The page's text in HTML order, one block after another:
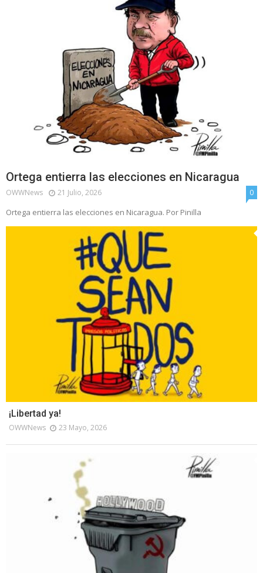
Ortega entierra las elecciones en Nicaragua
OWWNews 21 Julio, 2026 0
Ortega entierra las elecciones en Nicaragua. Por Pinilla
¡Libertad ya!
OWWNews 23 Mayo, 2026